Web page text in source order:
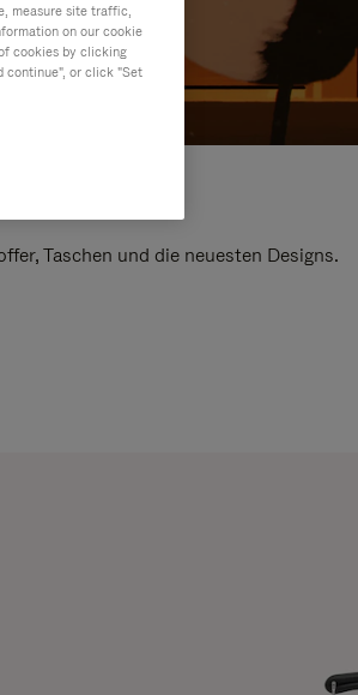
Taschen und die neuesten Designs.
measure site traffic,
on our cookie
cookies by clicking
continue", or click "Set